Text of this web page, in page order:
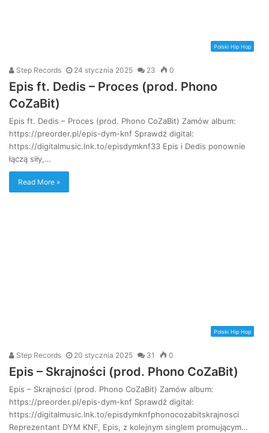
Polski Hip Hop
Step Records 24 stycznia 2025 23 0
Epis ft. Dedis – Proces (prod. Phono
CoZaBit)
Epis ft. Dedis – Proces (prod. Phono CoZaBit) Zamów album:
https://preorder.pl/epis-dym-knf Sprawdź digital:
https://digitalmusic.lnk.to/episdymknf33 Epis i Dedis ponownie
łączą siły,…
Read More »
Polski Hip Hop
Step Records 20 stycznia 2025 31 0
Epis – Skrajności (prod. Phono CoZaBit)
Epis – Skrajności (prod. Phono CoZaBit) Zamów album:
https://preorder.pl/epis-dym-knf Sprawdź digital:
https://digitalmusic.lnk.to/episdymknfphonocozabitskrajnosci
Reprezentant DYM KNF, Epis, z kolejnym singlem promującym…